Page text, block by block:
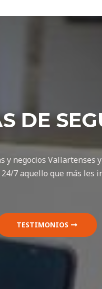
DE
y negocios Vallartenses
7 aquello que más les
TESTIMONIOS